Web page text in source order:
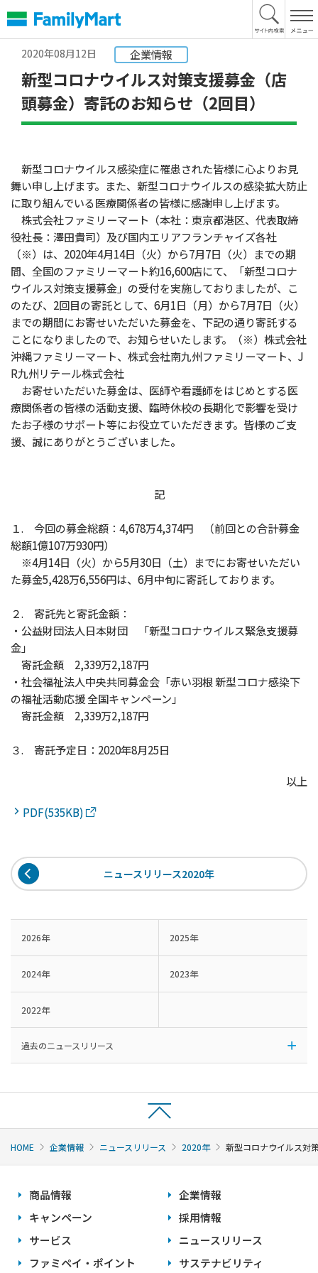
文
へ
2020年08月12日
企業情報
新型コロナウイルス対策支援募金（店
頭募金）寄託のお知らせ（2回目）
新型コロナウイルス感染症に罹患された皆様に心よりお見
舞い申し上げます。また、新型コロナウイルスの感染拡大防止
に取り組んでいる医療関係者の皆様に感謝申し上げます。
株式会社ファミリーマート（本社：東京都港区、代表取締
役社長：澤田貴司）及び国内エリアフランチャイズ各社
（※）は、2020年4月14日（火）から7月7日（火）までの期
間、全国のファミリーマート約16,600店にて、「新型コロナ
ウイルス対策支援募金」の受付を実施しておりましたが、こ
のたび、2回目の寄託として、6月1日（月）から7月7日（火）
までの期間にお寄せいただいた募金を、下記の通り寄託する
ことになりましたので、お知らせいたします。（※）株式会社
沖縄ファミリーマート、株式会社南九州ファミリーマート、J
R九州リテール株式会社
お寄せいただいた募金は、医師や看護師をはじめとする医
療関係者の皆様の活動支援、臨時休校の長期化で影響を受け
たお子様のサポート等にお役立ていただきます。皆様のご支
援、誠にありがとうございました。
記
１. 今回の募金総額：4,678万4,374円 （前回との合計募金
総額1億107万930円）
※4月14日（火）から5月30日（土）までにお寄せいただい
た募金5,428万6,556円は、6月中旬に寄託しております。
２. 寄託先と寄託金額：
・公益財団法人日本財団 「新型コロナウイルス緊急支援募
金」
寄託金額 2,339万2,187円
・社会福祉法人中央共同募金会「赤い羽根 新型コロナ感染下
の福祉活動応援 全国キャンペーン」
寄託金額 2,339万2,187円
３. 寄託予定日：2020年8月25日
以上
PDF(535KB)
ニュースリリース2020年
2026年 2025年
2024年 2023年
2022年
過去のニュースリリース
HOME 企業情報 ニュースリリース 2020年 新型コロナウイルス対
商品情報
キャンペーン
サービス
ファミペイ・ポイント
企業情報
採用情報
ニュースリリース
サステナビリティ